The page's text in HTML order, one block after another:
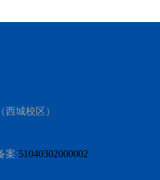
城校区）
案:51040302000002